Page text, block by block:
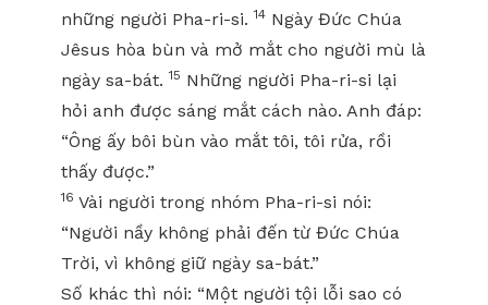
những người Pha-ri-si.14 Ngày Đức Chúa
Jêsus hòa bùn và mở mắt cho người mù là
ngày sa-bát.15 Những người Pha-ri-si lại
hỏi anh được sáng mắt cách nào. Anh đáp:
“Ông ấy bôi bùn vào mắt tôi, tôi rửa, rồi
thấy được.”
16 Vài người trong nhóm Pha-ri-si nói:
“Người nầy không phải đến từ Đức Chúa
Trời, vì không giữ ngày sa-bát.”
Số khác thì nói: “Một người tội lỗi sao có